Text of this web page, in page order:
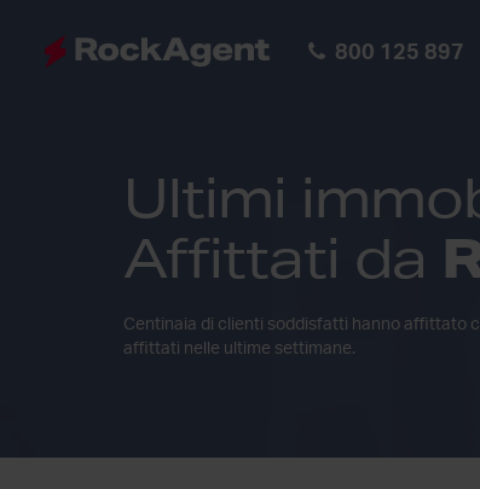
800 125 897
Ultimi
Affittati da
Centinaia di clienti soddisfatti hanno affittato
affittati nelle ultime settimane.